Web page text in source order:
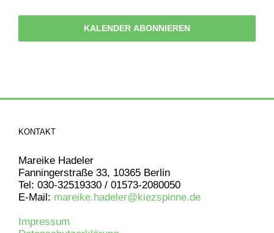
KALENDER ABONNIEREN
KONTAKT
Mareike Hadeler
Fanningerstraße 33, 10365 Berlin
Tel: 030-32519330 / 01573-2080050
E-Mail: mareike.hadeler@kiezspinne.de
Impressum